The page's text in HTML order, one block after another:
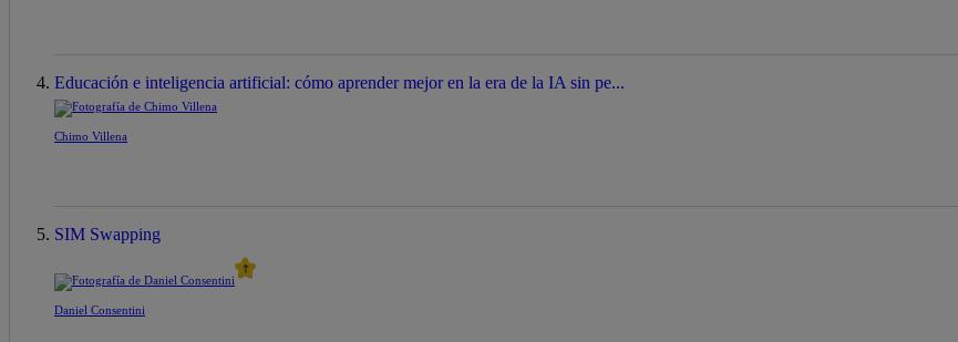
Educación e inteligencia artificial: cómo aprender mejor en la era de la IA sin pe...
Chimo Villena
SIM Swapping
Daniel Consentini